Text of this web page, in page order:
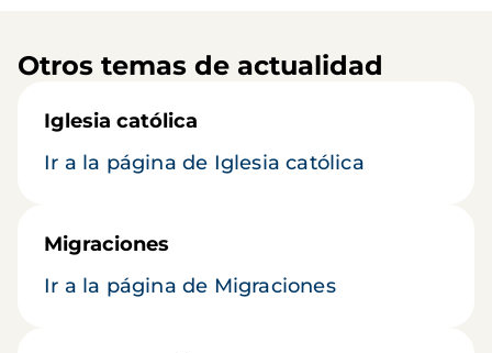
Otros temas de actualidad
Iglesia católica
Ir a la página de Iglesia católica
Migraciones
Ir a la página de Migraciones